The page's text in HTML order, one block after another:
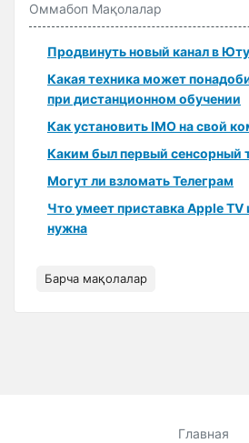
Оммабоп Мақолалар
Продвинуть новый канал в
Какая техника может
при дистанционном обучении
Как установить IMO на свой
Каким был первый сенсорный
Могут ли взломать Телеграм
Что умеет приставка Apple TV
нужна
Барча мақолалар
Главная